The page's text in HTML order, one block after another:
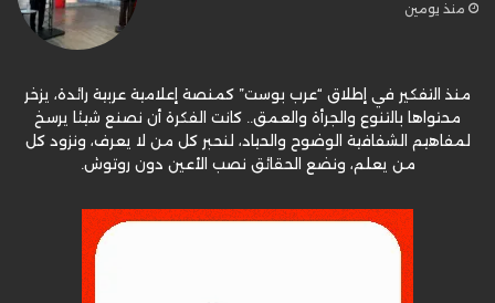
منذ يومين
منذ التفكير في إطلاق “عرب بوست” كمنصة إعلامية عربية رائدة، يزخر
محتواها بالتنوع والجرأة والعمق.. كانت الفكرة أن نصنع شيئا يرسخ
لمفاهيم الشفافية الوضوح والحياد، لنحبر كل من لا يعرف، ونزود كل
من يعلم، ونضع الحقائق نصب الأعين دون روتوش.